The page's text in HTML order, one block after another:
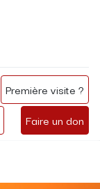
Faire un don
Première visite ?